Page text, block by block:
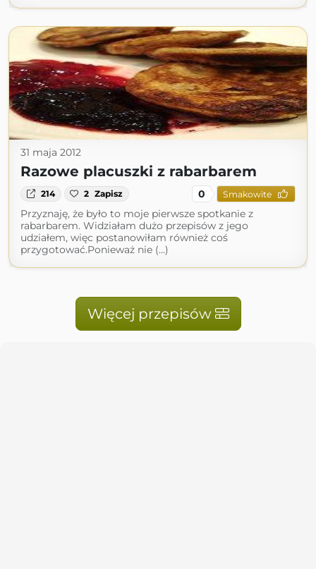
31 maja 2012
Razowe placuszki z rabarbarem
214 2 Zapisz 0 Smakowite
Przyznaję, że było to moje pierwsze spotkanie z
rabarbarem. Widziałam dużo przepisów z jego
udziałem, więc postanowiłam również coś
przygotować.Ponieważ nie (...)
Więcej przepisów